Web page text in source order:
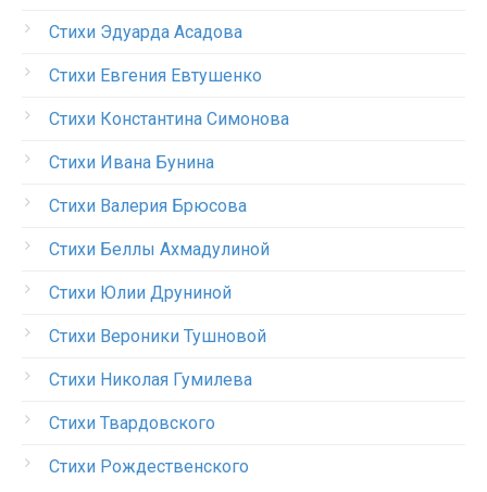
Стихи Эдуарда Асадова
Стихи Евгения Евтушенко
Стихи Константина Симонова
Стихи Ивана Бунина
Стихи Валерия Брюсова
Стихи Беллы Ахмадулиной
Стихи Юлии Друниной
Стихи Вероники Тушновой
Стихи Николая Гумилева
Стихи Твардовского
Стихи Рождественского